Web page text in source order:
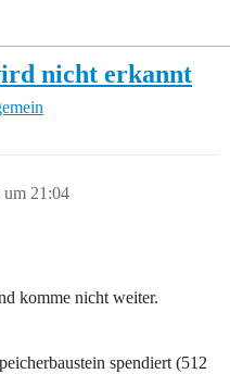
nicht erkannt
um 21:04
komme nicht weiter.
spendiert (512